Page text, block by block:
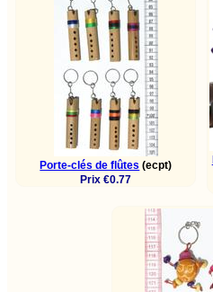
Porte-clés de flûtes (ecpt)
Prix €0.77